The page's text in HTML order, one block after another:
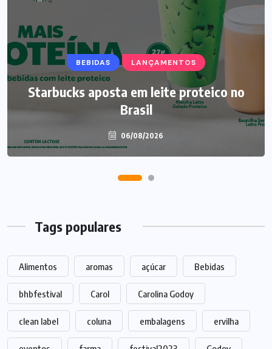
BEBIDAS LANÇAMENTOS
Starbucks aposta em leite proteico no
Brasil
06/08/2026
Tags populares
Alimentos aromas açúcar Bebidas
bhbfestival Carol Carolina Godoy
clean label coluna embalagens ervilha